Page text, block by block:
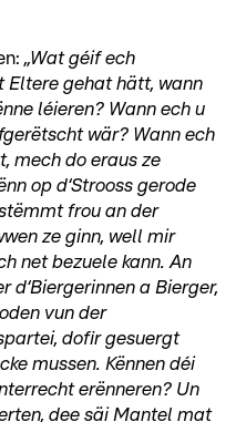
„Wat géif ech
Eltere gehat hätt, wann
léieren? Wann ech u
wär? Wann ech
mech do eraus ze
op d‘Strooss gerode
frou an der
ze ginn, well mir
net bezuele kann. An
d‘Biergerinnen a Bierger,
vun der
dofir gesuergt
mussen. Kënnen déi
erënneren? Un
dee säi Mantel mat